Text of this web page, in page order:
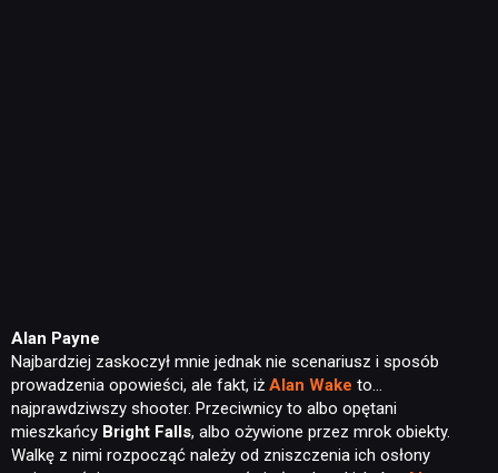
Alan Payne
Najbardziej zaskoczył mnie jednak nie scenariusz i sposób
prowadzenia opowieści, ale fakt, iż Alan Wake to…
najprawdziwszy shooter. Przeciwnicy to albo opętani
mieszkańcy Bright Falls, albo ożywione przez mrok obiekty.
Walkę z nimi rozpocząć należy od zniszczenia ich osłony